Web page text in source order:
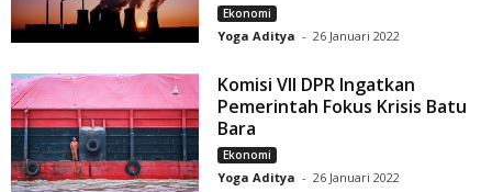
Ekonomi
Yoga Aditya - 26 Januari 2022
Komisi VII DPR Ingatkan
Pemerintah Fokus Krisis Batu
Bara
Ekonomi
Yoga Aditya - 26 Januari 2022